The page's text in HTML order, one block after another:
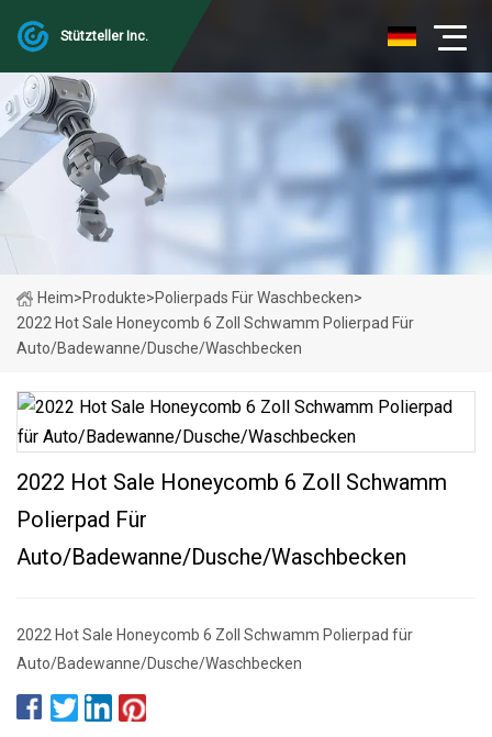
Stützteller Inc.
Heim>Produkte>Polierpads Für Waschbecken>
2022 Hot Sale Honeycomb 6 Zoll Schwamm Polierpad Für
Auto/Badewanne/Dusche/Waschbecken
2022 Hot Sale Honeycomb 6 Zoll Schwamm
Polierpad Für
Auto/Badewanne/Dusche/Waschbecken
2022 Hot Sale Honeycomb 6 Zoll Schwamm Polierpad für
Auto/Badewanne/Dusche/Waschbecken